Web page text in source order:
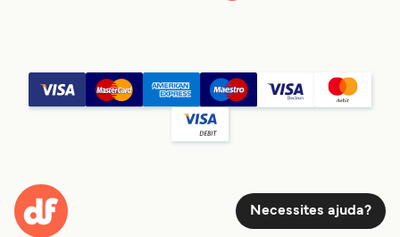
Necessites ajuda?